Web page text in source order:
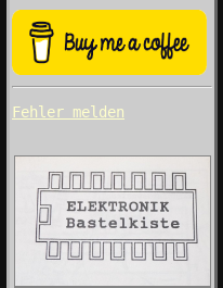
Fehler melden